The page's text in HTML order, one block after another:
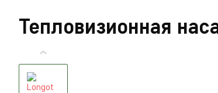
Тепловизионная